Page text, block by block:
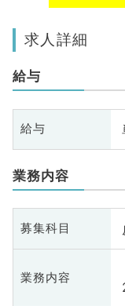
求人詳細
給与
給与
業務内容
募集科目
業務内容